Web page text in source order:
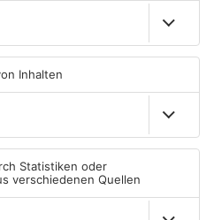
Unterwäsche-Dieb in
Goldbach geschnappt
ASCHAFFENBURG